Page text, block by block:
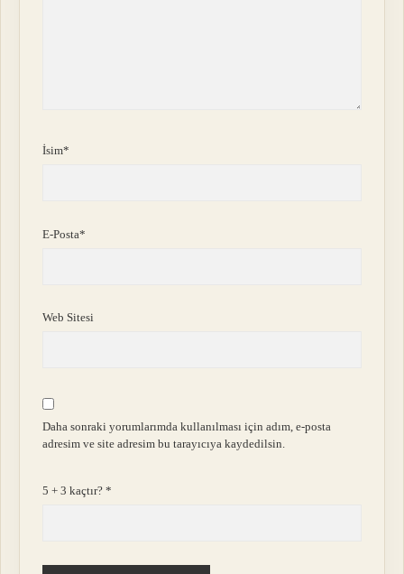
İsim*
E-Posta*
Web Sitesi
Daha sonraki yorumlarımda kullanılması için adım, e-posta
adresim ve site adresim bu tarayıcıya kaydedilsin.
5 + 3 kaçtır?*